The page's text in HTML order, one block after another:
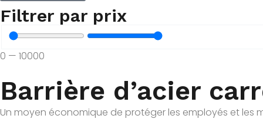
Filtrer par prix
0 — 10000
Barrière d’acier
Un moyen économique de protéger les employés et les